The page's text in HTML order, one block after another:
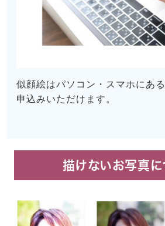
似顔絵はパソコン・スマホにあ
申込みいただけます。
描けないお写真に